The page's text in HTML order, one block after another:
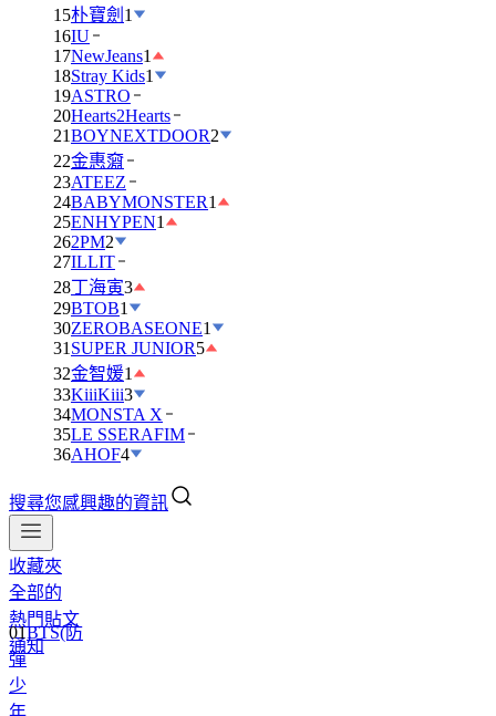
15朴寶劍 1
16IU
17NewJeans1
18Stray Kids1
19ASTRO
20Hearts2Hearts
21BOYNEXTDOOR2
22金惠奫
23ATEEZ
24BABYMONSTER1
25ENHYPEN1
262PM2
27ILLIT
28丁海寅3
29BTOB1
30ZEROBASEONE1
31 SUPER JUNIOR5
32金智媛1
33KiiiKiii3
34MONSTA X
35LE SSERAFIM
36AHOF4
搜尋您感興趣的資訊
收藏夾
全部的
熱門貼文
通知
01BTS(防
彈
少
年